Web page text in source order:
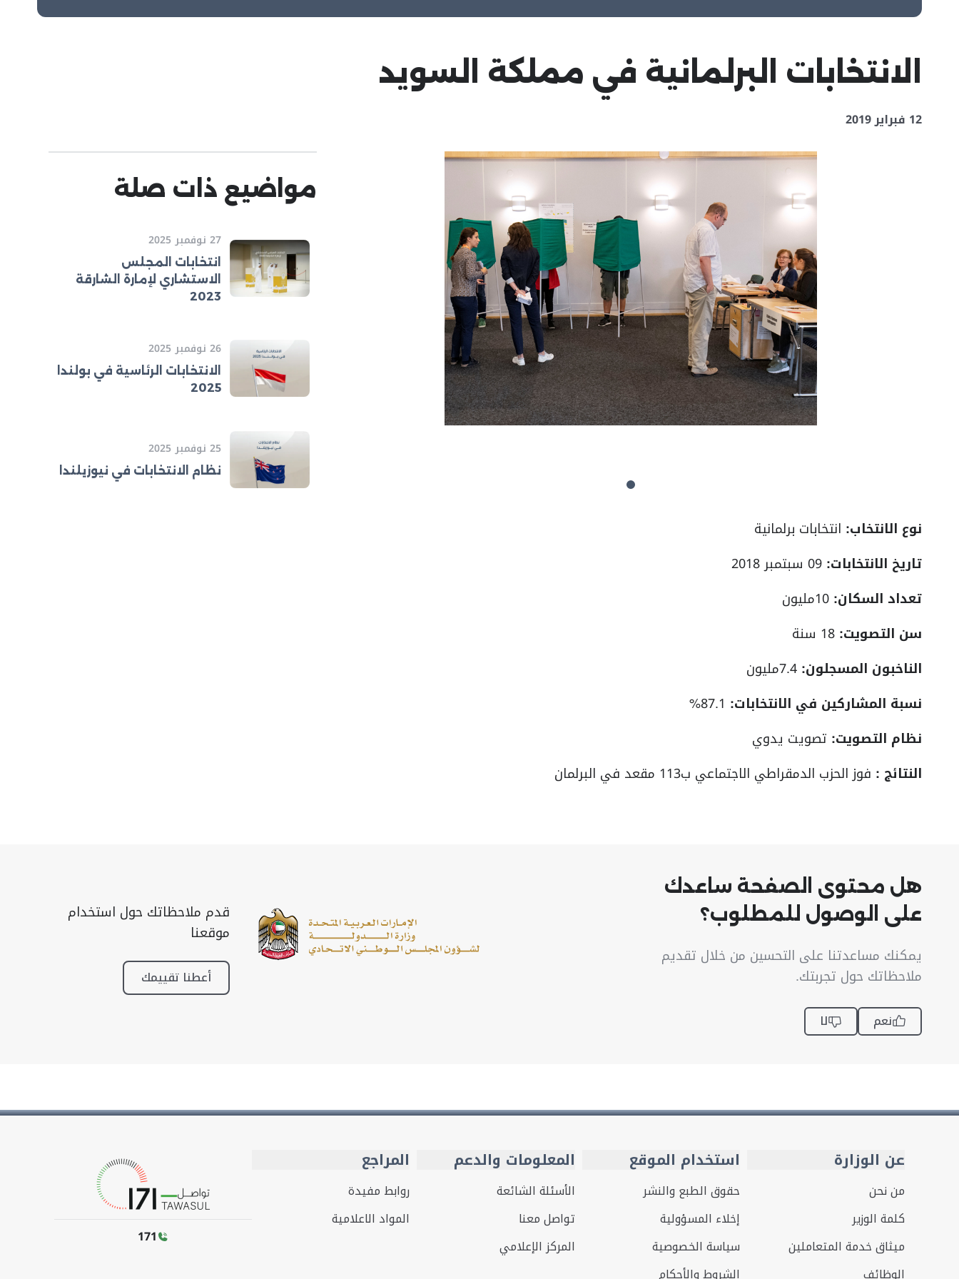
الانتخابات البرلمانية في مملكة السويد
12 فبراير 2019
نوع الانتخاب: انتخابات برلمانية
تاريخ الانتخابات: 09 سبتمبر 2018
تعداد السكان:
سن التصويت:
الناخبون المسجلون: 7.4مليون
نسبة المشاركين في الانتخابات:
نظام التصويت: تصويت يدوي
النتائج : فوز الحزب الدمقراطي الاجتماعي ب113 مقعد في البرلمان
مواضيع ذات صلة
27 نوفمبر 2025
انتخابات المجلس
الاستشاري لإمارة الشارقة
2023
26 نوفمبر 2025
الانتخابات الرئاسية في بولندا
2025
25 نوفمبر 2025
نظام الانتخابات في نيوزيلندا
هل محتوى الصفحة ساعدك
على الوصول للمطلوب؟
يمكنك مساعدتنا على التحسين من خلال تقديم
ملاحظاتك حول تجربتك.
نعم لا
قدم ملاحظاتك حول استخدام
موقعنا
أعطنا تقييمك
عن الوزارة
من نحن
كلمة الوزير
ميثاق خدمة المتعاملين
الوظائف
استخدام الموقع
حقوق الطبع والنشر
إخلاء المسؤولية
سياسة الخصوصية
الشروط والأحكام
المعلومات والدعم
الأسئلة الشائعة
تواصل معنا
المركز الإعلامي
المراجع
روابط مفيدة
المواد الاعلامية
171